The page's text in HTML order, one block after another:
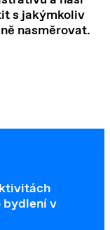
s jakýmkoliv
nasměrovat.
bydlení v